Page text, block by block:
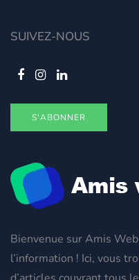
Bienvenue sur Amis
l’information ! Ici, vous
SUIVEZ-NOUS
S'ABONNER